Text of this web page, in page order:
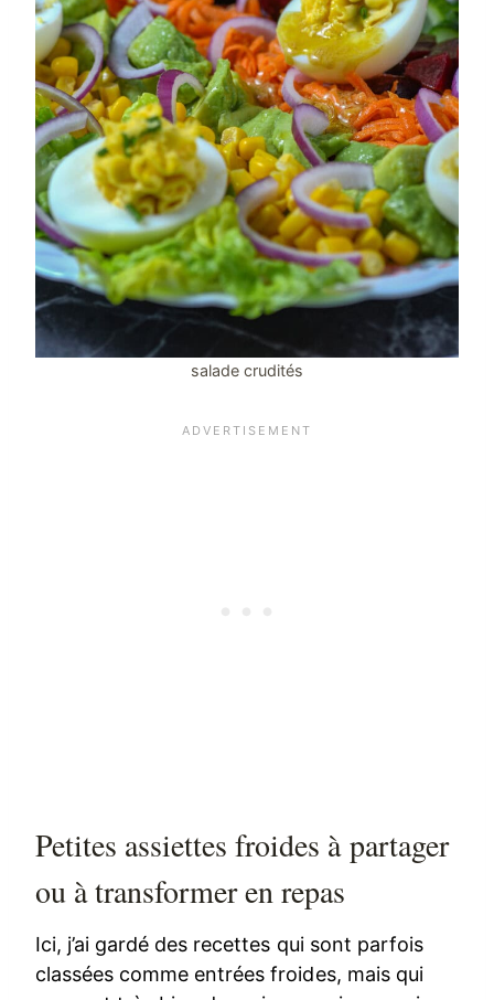
salade crudités
Petites assiettes froides à partager
ou à transformer en repas
Ici, j’ai gardé des recettes qui sont parfois
classées comme entrées froides, mais qui